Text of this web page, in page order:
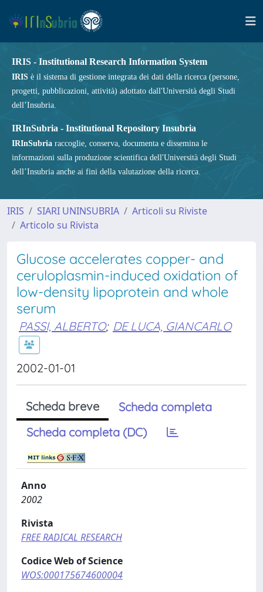
IRIS - Institutional Research Information System
IRIS è il sistema di gestione integrata dei dati della ricerca (persone,
progetti, pubblicazioni, attività) adottato dall'Università degli Studi
dell’Insubria.
IRInSubria - Institutional Repository Insubria
IRInSubria raccoglie, conserva, documenta e dissemina le
informazioni sulla produzione scientifica dell'Università degli Studi
dell’Insubria anche ai fini della valutazione della ricerca.
IRIS SIARI UNINSUBRIA
Articoli su Riviste
Articolo su Rivista
Glucose accelerates copper- and
ceruloplasmin-induced oxidation of
low-density lipoprotein and whole
serum
PASSI, ALBERTO; DE LUCA, GIANCARLO
2002-01-01
Scheda breve
Scheda completa
Scheda completa (DC)
Anno
2002
Rivista
FREE RADICAL RESEARCH
Codice Web of Science
WOS:000175674600004